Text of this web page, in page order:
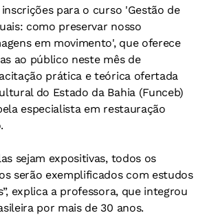
para o curso 'Gestão de
como preservar nosso
em movimento', que oferece
ao público neste mês de
prática e teórica ofertada
do Estado da Bahia (Funceb)
especialista em restauração
sejam expositivas, todos os
serão exemplificados com estudos
explica a professora, que integrou
por mais de 30 anos.